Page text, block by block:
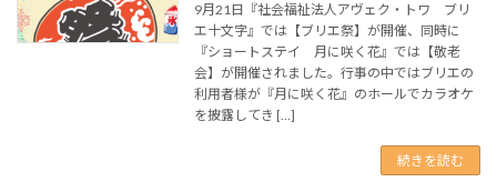
9月21日『社会福祉法人アヴェク・トワ ブリ
エ十文字』では【ブリエ祭】が開催、同時に
『ショートステイ 月に咲く花』では【敬老
会】が開催されました。行事の中ではブリエの
利用者様が『月に咲く花』のホールでカラオケ
を披露してき […]
続きを読む